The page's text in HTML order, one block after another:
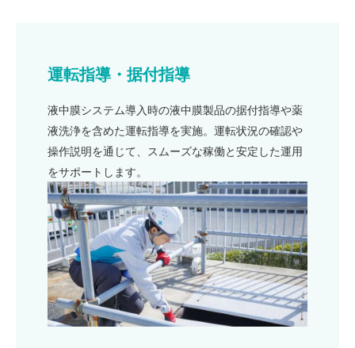
運転指導・据付指導
液中膜システム導入時の液中膜製品の据付指導や薬
液洗浄を含めた運転指導を実施。運転状況の確認や
操作説明を通じて、スムーズな稼働と安定した運用
をサポートします。